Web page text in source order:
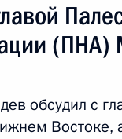
(ПНА)
обсудил с
Востоке,